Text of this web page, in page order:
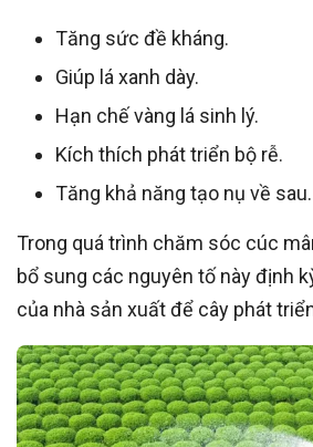
Tăng sức đề kháng.
Giúp lá xanh dày.
Hạn chế vàng lá sinh lý.
Kích thích phát triển bộ rễ.
Tăng khả năng tạo nụ về sau.
Trong quá trình chăm sóc cúc
bổ sung các nguyên tố này định
của nhà sản xuất để cây phát